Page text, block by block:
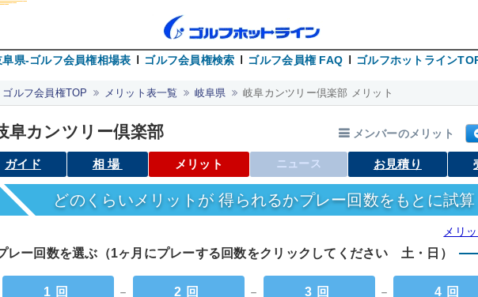
阜県-ゴルフ会員権相場表 ゴルフ会員権検索 ゴルフ会員権 FAQ ゴルフホットライン
ゴルフ会員権TOP メリット表一覧 岐阜県 岐阜カンツリー倶楽部 メリット
阜カンツリー倶楽部 メンバーのメリット
ガイド 相場 メリット ニュース お見積り
どのくらいメリットが 得られるかプレー回数をもとに試算
メリ
ー回数を選ぶ（1ヶ月にプレーする回数をクリックしてください 土・日）
1回 － 2回 － 3回 － 4回